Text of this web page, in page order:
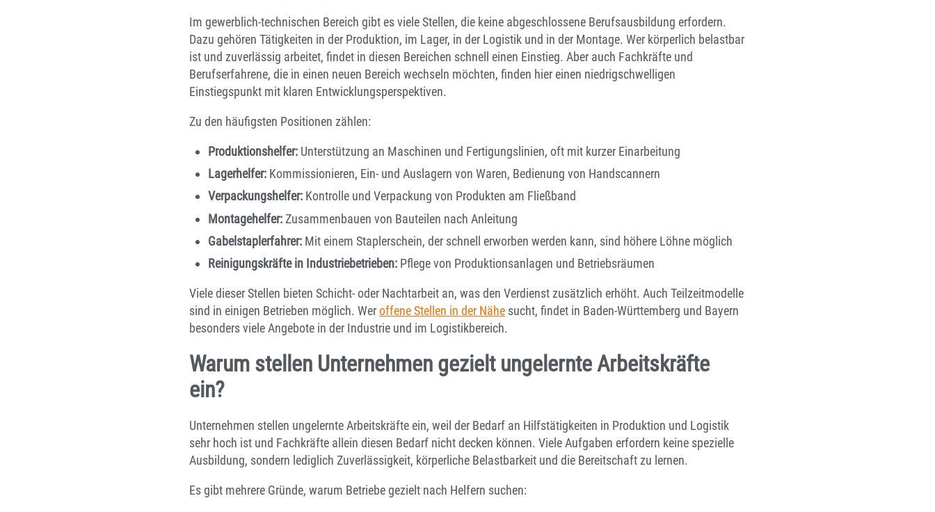
Im gewerblich-technischen Bereich gibt es viele Stellen, die keine abgeschlossene Berufsausbildung erfordern.
Dazu gehören Tätigkeiten in der Produktion, im Lager, in der Logistik und in der Montage. Wer körperlich belastbar
ist und zuverlässig arbeitet, findet in diesen Bereichen schnell einen Einstieg. Aber auch Fachkräfte und
Berufserfahrene, die in einen neuen Bereich wechseln möchten, finden hier einen niedrigschwelligen
Einstiegspunkt mit klaren Entwicklungsperspektiven.
Zu den häufigsten Positionen zählen:
Produktionshelfer: Unterstützung an Maschinen und Fertigungslinien, oft mit kurzer Einarbeitung
Lagerhelfer: Kommissionieren, Ein- und Auslagern von Waren, Bedienung von Handscannern
Verpackungshelfer: Kontrolle und Verpackung von Produkten am Fließband
Montagehelfer:Zusammenbauen von Bauteilen nach Anleitung
Gabelstaplerfahrer: Mit einem Staplerschein, der schnell erworben werden kann, sind höhere Löhne möglich
Reinigungskräfte in Industriebetrieben: Pflege von Produktionsanlagen und Betriebsräumen
Viele dieser Stellen bieten Schicht- oder Nachtarbeit an, was den Verdienst zusätzlich erhöht. Auch Teilzeitmodelle
sind in einigen Betrieben möglich. Weroffene Stellen in der Nähe sucht, findet in Baden-Württemberg und Bayern
besonders viele Angebote in der Industrie und im Logistikbereich.
Warum stellen Unternehmen gezielt ungelernte Arbeitskräfte
ein?
Unternehmen stellen ungelernte Arbeitskräfte ein, weil der Bedarf an Hilfstätigkeiten in Produktion und Logistik
sehr hoch ist und Fachkräfte allein diesen Bedarf nicht decken können. Viele Aufgaben erfordern keine spezielle
Ausbildung, sondern lediglich Zuverlässigkeit, körperliche Belastbarkeit und die Bereitschaft zu lernen.
Es gibt mehrere Gründe, warum Betriebe gezielt nach Helfern suchen: